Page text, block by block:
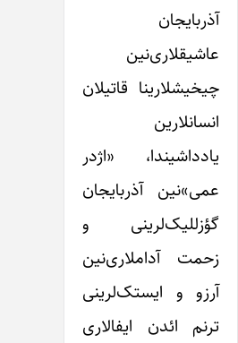
آذربایجان
عاشیقلاری‌نین
چیخیشلارینا قاتیلان
انسانلارین
یادداشیندا، «اژدر
عمی»نین آذربایجان
گؤزللیک‌لرینی و
زحمت آداملاری‌نین
آرزو و ایستک‌لرینی
ترنم ائدن ایفالاری